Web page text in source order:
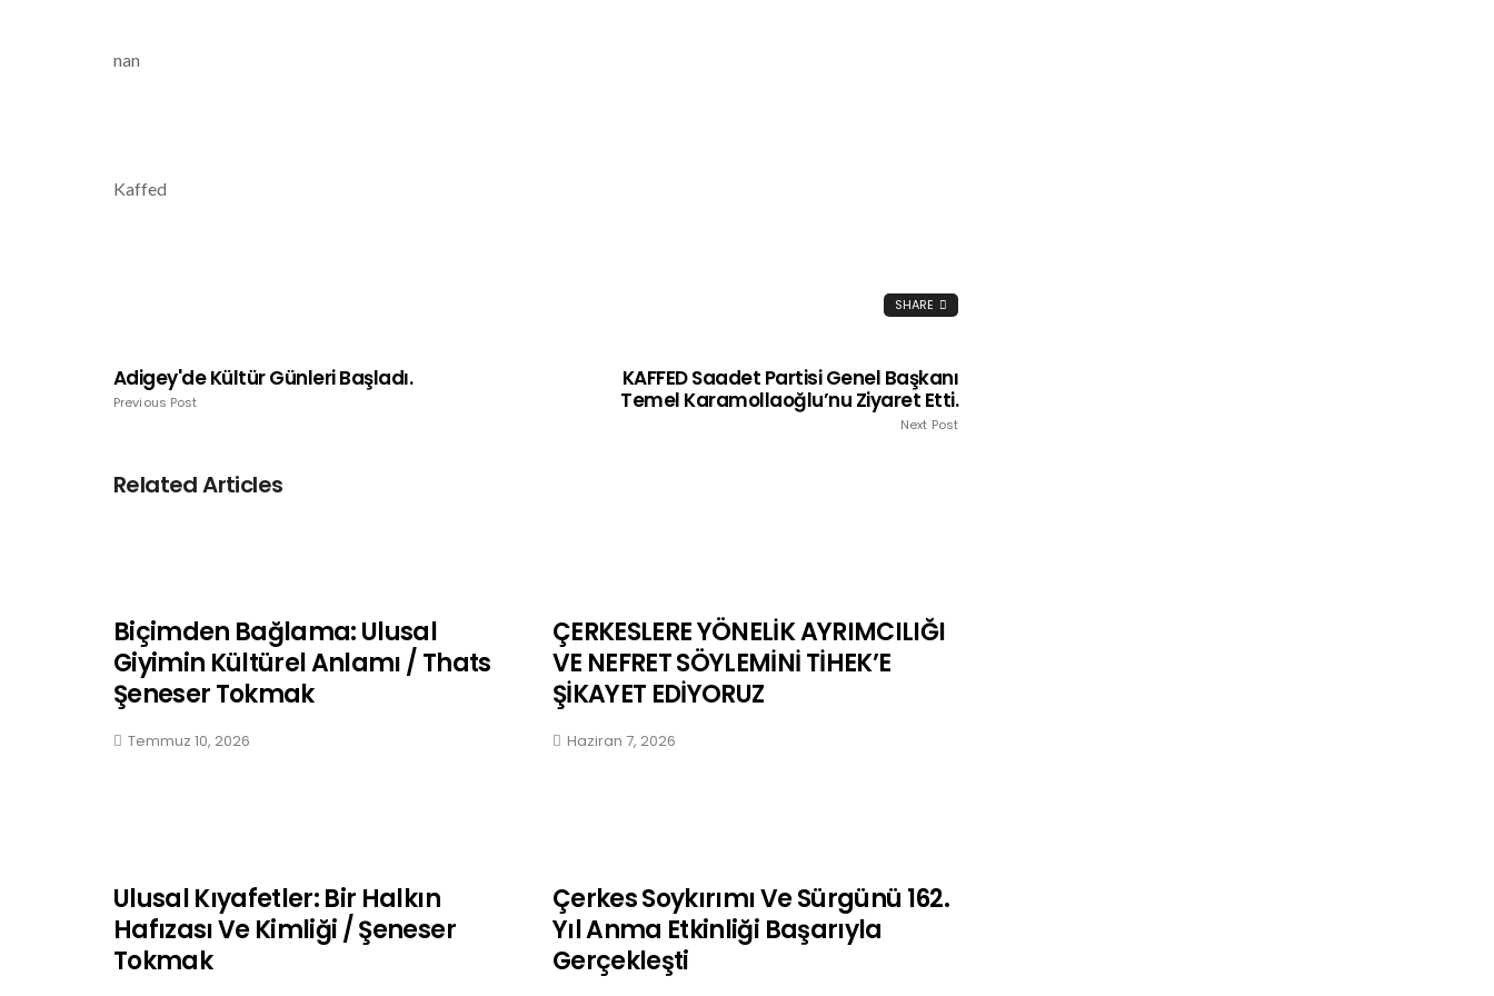
nan
Kaffed
SHARE
Adigey'de Kültür Günleri Başladı.
Previous Post
KAFFED Saadet Partisi Genel Başkanı
Temel Karamollaoğlu’nu Ziyaret Etti.
Next Post
Related Articles
Biçimden Bağlama: Ulusal
Giyimin Kültürel Anlamı / Thats
Şeneser Tokmak
Temmuz 10, 2026
ÇERKESLERE YÖNELİK AYRIMCILIĞI
VE NEFRET SÖYLEMİNİ TİHEK’E
ŞİKAYET EDİYORUZ
Haziran 7, 2026
Ulusal Kıyafetler: Bir Halkın
Hafızası Ve Kimliği / Şeneser
Tokmak
Çerkes Soykırımı Ve Sürgünü 162.
Yıl Anma Etkinliği Başarıyla
Gerçekleşti